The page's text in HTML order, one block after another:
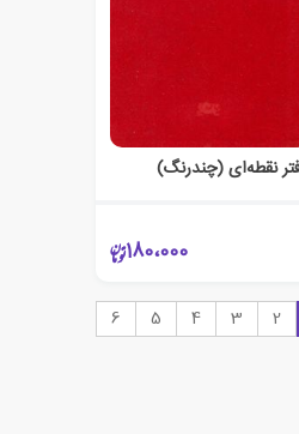
نقطه‌ای (چندرنگ)
180،000
2
3
4
5
6